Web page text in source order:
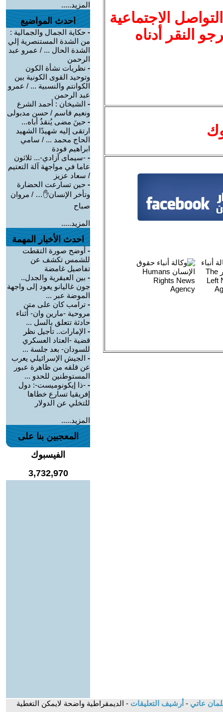
الاجتماعية
النقر أدناه
المزيد.....
احدث المواضيع
- حكاية الجمال والجمالية :
من الشدة المستنصرية إلي
الشدة الحال ... / عمرو عبد
الرحمن
- نظريات نشأة الكون
وتوحيد القوى الكونية بين
الكوانتم والنسبية ... / عمرو
عبد الرحمن
- الشيخان : أحمد الشرع
ونعيم قاسم / حسن مدبولى
- حينَ مضى يُنقذُ أباه...
ارتقى إليه شهيدًا الشهيد
الحاج محمد ... / سامي
ابراهيم فودة
- -سيمای آزادي-... ثلاثون
عاما في مواجهة آلة التعتيم
/ سعاد عزيز
- حين تسارعت الحضارة
وتأخر الإنسان✋… / مروان
صباح
المزيد.....
احدث الأخبار المهمة
- أوضح صورة التقطت
للشمس تكشف عن
تفاصيل غامضة
- بين العبقرية والجدل..
جون غاليانو يعود إلى واجهة
الموضة عبر ...
- ترامب كان على متن
مروحية -مارين وان- أثناء
حادثة تتعلق بالسل ...
- الإمارات.. تأجيل نظر
قضية -العتاد العسكري
للسودان- بعد جلسة ...
- الجيش الإسرائيلي يعرب
عن قلقه من ظاهرة عبور
المستوطنين للحدو ...
- -ذا إيكونوميست-: دول
إفريقيا تسارع خطاها
للتخلي عن الدولار
المزيد.....
المعجبين بنا على
الفيسبوك
3,732,970
عاتي - أرشيف التعليقات - الديمقراطية واضحة لايمكن التغطية